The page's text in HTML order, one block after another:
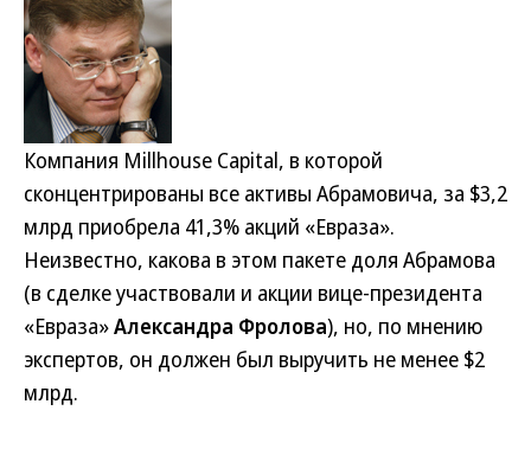
Компания Millhouse Capital, в которой
сконцентрированы все активы Абрамовича, за $3,2
млрд приобрела 41,3% акций «Евраза».
Неизвестно, какова в этом пакете доля Абрамова
(в сделке участвовали и акции вице-президента
«Евраза»Александра Фролова), но, по мнению
экспертов, он должен был выручить не менее $2
млрд.